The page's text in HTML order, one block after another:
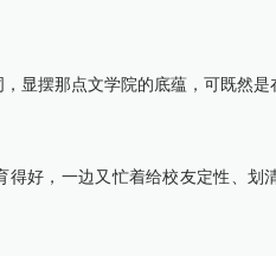
显摆那点文学院的底蕴，可既然
，一边又忙着给校友定性、划